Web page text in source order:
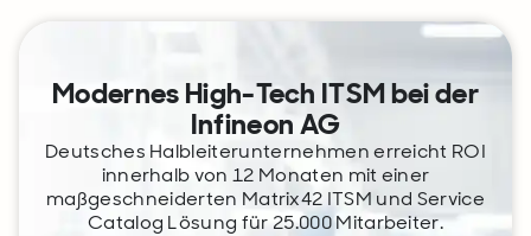
Modernes High-Tech ITSM bei der
Infineon AG
Deutsches Halbleiterunternehmen erreicht ROI
innerhalb von 12 Monaten mit einer
maßgeschneiderten Matrix42 ITSM und Service
Catalog Lösung für 25.000 Mitarbeiter.